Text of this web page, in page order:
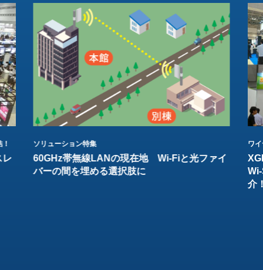
レ
ソリューション特集
60GHz帯無線LANの現在地 Wi-Fiと光ファイ
バーの間を埋める選択肢に
ワ
介